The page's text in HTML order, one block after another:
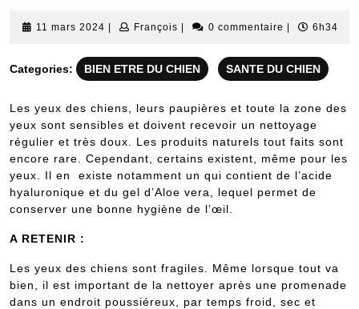
11 mars 2024 11
François François0 commentaire 6h34
Categories: BIEN ETRE DU CHIEN SANTE DU CHIEN
Les yeux des chiens, leurs paupières et toute la zone des
yeux sont sensibles et doivent recevoir un nettoyage
régulier et très doux. Les produits naturels tout faits sont
encore rare. Cependant, certains existent, même pour les
yeux. Il en existe notamment un qui contient de l’acide
hyaluronique et du gel d’Aloe vera, lequel permet de
conserver une bonne hygiène de l’œil.
A RETENIR :
Les yeux des chiens sont fragiles. Même lorsque tout va
bien, il est important de la nettoyer après une promenade
dans un endroit poussiéreux, par temps froid, sec et